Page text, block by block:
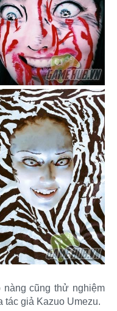
nàng cũng thử nghiệm
tác giả Kazuo Umezu.